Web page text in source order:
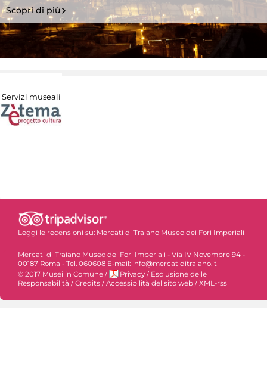
Scopri di più
Servizi museali
Leggi le recensioni su: Mercati di Traiano Museo dei Fori Imperiali
Mercati di Traiano Museo dei Fori Imperiali - Via IV Novembre 94 -
00187 Roma - Tel. 060608 E-mail: info@mercatiditraiano.it
© 2017 Musei in Comune / Privacy / Esclusione delle
Responsabilità /Credits /Accessibilità del sito web /XML-rss